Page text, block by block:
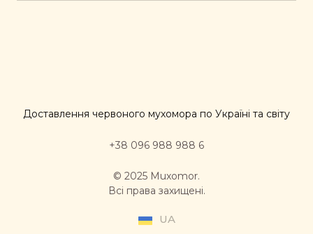
Доставлення червоного мухомора по Україні та світу
+38 096 988 988 6
© 2025 Muxomor.
Всі права захищені.
UA